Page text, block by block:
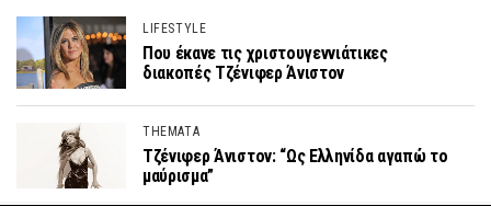
LIFESTYLE
Που έκανε τις χριστουγεννιάτικες
διακοπές Τζένιφερ Άνιστον
THEMATA
Τζένιφερ Άνιστον: “Ως Ελληνίδα αγαπώ το
μαύρισμα”